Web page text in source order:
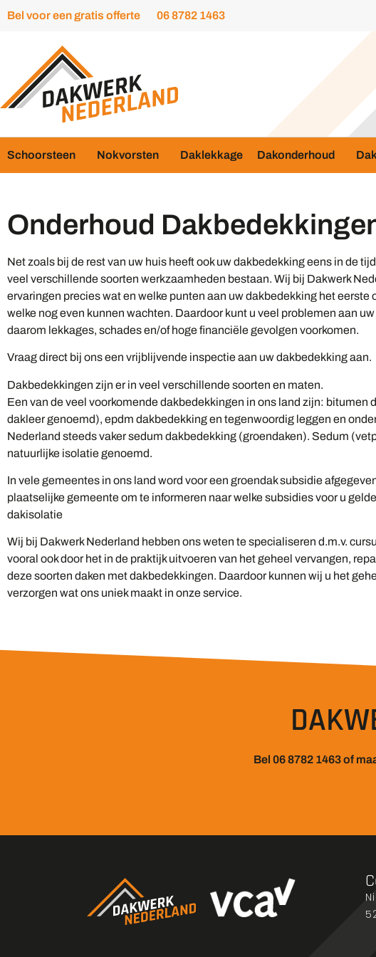
Bel voor een gratis offerte 06 8782 1463
Schoorsteen Nokvorsten Daklekkage Dakonderhoud
Onderhoud
Net zoals bij de rest van uw huis heeft ook uw dakbedekking eens in de
veel verschillende soorten werkzaamheden bestaan. Wij bij Dakwerk
ervaringen precies wat en welke punten aan uw dakbedekking het eerste
welke nog even kunnen wachten. Daardoor kunt u veel problemen aan
daarom lekkages, schades en/of hoge financiële gevolgen voorkomen.
Vraag direct bij ons een vrijblijvende inspectie aan uw dakbedekking aan.
Dakbedekkingen zijn er in veel verschillende soorten en maten.
Een van de veel voorkomende dakbedekkingen in ons land zijn: bitumen
dakleer genoemd), epdm dakbedekking en tegenwoordig leggen en
Nederland steeds vaker sedum dakbedekking (groendaken). Sedum
natuurlijke isolatie genoemd.
In vele gemeentes in ons land word voor een groendak subsidie
plaatselijke gemeente om te informeren naar welke subsidies voor u
dakisolatie
Wij bij Dakwerk Nederland hebben ons weten te specialiseren d.m.v.
vooral ook door het in de praktijk uitvoeren van het geheel vervangen,
deze soorten daken met dakbedekkingen. Daardoor kunnen wij u het
verzorgen wat ons uniek maakt in onze service.
Bel 06 8782 1463 of